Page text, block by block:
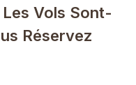
Vols Sont-
Réservez